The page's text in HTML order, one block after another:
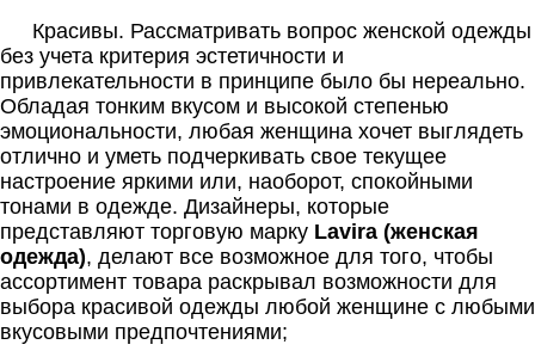
Красивы. Рассматривать вопрос женской одежды
без учета критерия эстетичности и
привлекательности в принципе было бы нереально.
Обладая тонким вкусом и высокой степенью
эмоциональности, любая женщина хочет выглядеть
отлично и уметь подчеркивать свое текущее
настроение яркими или, наоборот, спокойными
тонами в одежде. Дизайнеры, которые
представляют торговую марку Lavira (женская
одежда), делают все возможное для того, чтобы
ассортимент товара раскрывал возможности для
выбора красивой одежды любой женщине с любыми
вкусовыми предпочтениями;